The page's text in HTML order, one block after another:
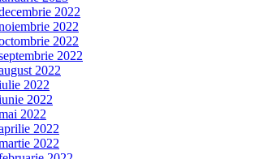
2022
2022
2022
2022
2022
2022
2022
2022
2022
2022